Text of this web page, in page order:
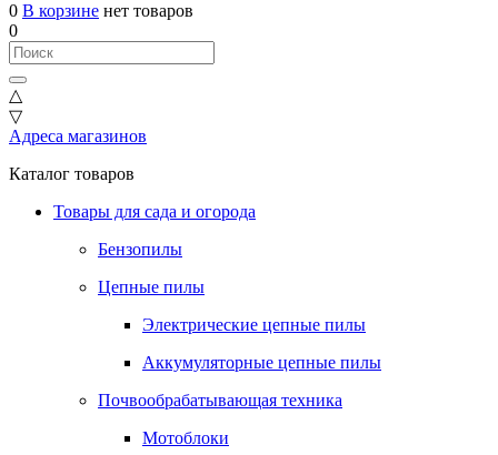
0 В корзине нет товаров
0
△
▽
Адреса магазинов
Каталог товаров
Товары для сада и огорода
Бензопилы
Цепные пилы
Электрические цепные пилы
Аккумуляторные цепные пилы
Почвообрабатывающая техника
Мотоблоки